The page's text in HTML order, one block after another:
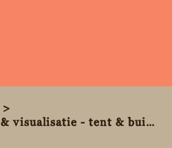
>
Conceptontwikkeling & visualisatie - tent & buitenopstelling